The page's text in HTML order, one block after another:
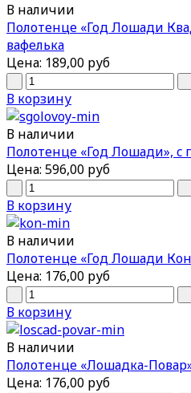
В наличии
Полотенце «Год Лошади
вафелька
Цена: 189,00 руб
В корзину
В наличии
Полотенце «Год Лошади», c
Цена: 596,00 руб
В корзину
В наличии
Полотенце «Год Лошади
Цена: 176,00 руб
В корзину
В наличии
Полотенце «Лошадка-
Цена: 176,00 руб